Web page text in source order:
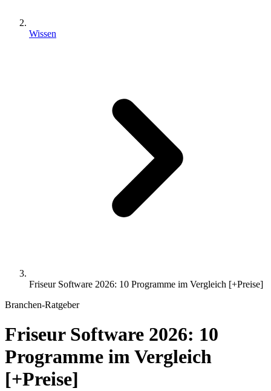
Wissen
Friseur Software 2026: 10 Programme im Vergleich [+Preise]
Branchen-Ratgeber
Friseur Software 2026: 10
Programme im Vergleich
[+Preise]